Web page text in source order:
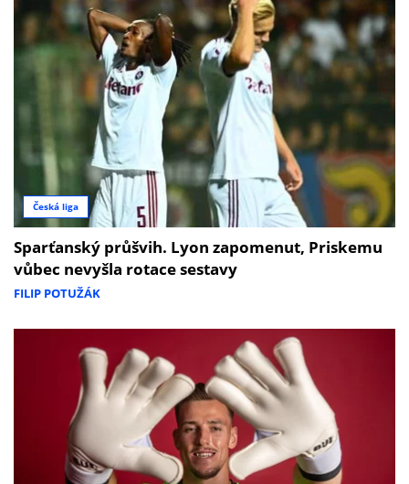
Česká liga
Sparťanský průšvih. Lyon zapomenut, Priskemu
vůbec nevyšla rotace sestavy
FILIP POTUŽÁK